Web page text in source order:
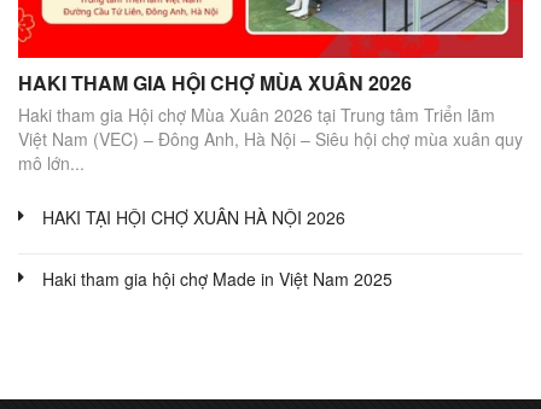
HAKI THAM GIA HỘI CHỢ MÙA XUÂN 2026
Haki tham gia Hội chợ Mùa Xuân 2026 tại Trung tâm Triển lãm
Việt Nam (VEC) – Đông Anh, Hà Nội – Siêu hội chợ mùa xuân quy
mô lớn...
HAKI TẠI HỘI CHỢ XUÂN HÀ NỘI 2026
Haki tham gia hội chợ Made in Việt Nam 2025